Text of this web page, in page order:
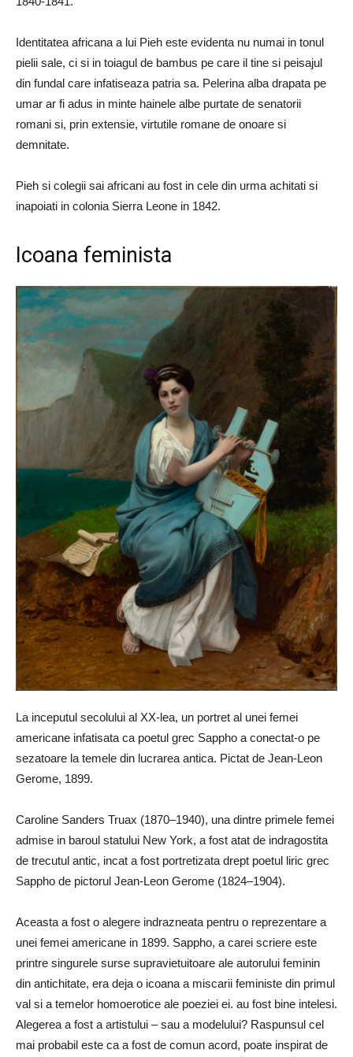
Identitatea africana a lui Pieh este evidenta nu numai in tonul
pielii sale, ci si in toiagul de bambus pe care il tine si peisajul
din fundal care infatiseaza patria sa. Pelerina alba drapata pe
umar ar fi adus in minte hainele albe purtate de senatorii
romani si, prin extensie, virtutile romane de onoare si
demnitate.
Pieh si colegii sai africani au fost in cele din urma achitati si
inapoiati in colonia Sierra Leone in 1842.
Icoana feminista
La inceputul secolului al XX-lea, un portret al unei femei
americane infatisata ca poetul grec Sappho a conectat-o ​​pe
sezatoare la temele din lucrarea antica. Pictat de Jean-Leon
Gerome, 1899.
Caroline Sanders Truax (1870–1940), una dintre primele femei
admise in baroul statului New York, a fost atat de indragostita
de trecutul antic, incat a fost portretizata drept poetul liric grec
Sappho de pictorul Jean-Leon Gerome (1824–1904).
Aceasta a fost o alegere indrazneata pentru o reprezentare a
unei femei americane in 1899. Sappho, a carei scriere este
printre singurele surse supravietuitoare ale autorului feminin
din antichitate, era deja o icoana a miscarii feministe din primul
val si a temelor homoerotice ale poeziei ei. au fost bine intelesi.
Alegerea a fost a artistului – sau a modelului? Raspunsul cel
mai probabil este ca a fost de comun acord, poate inspirat de